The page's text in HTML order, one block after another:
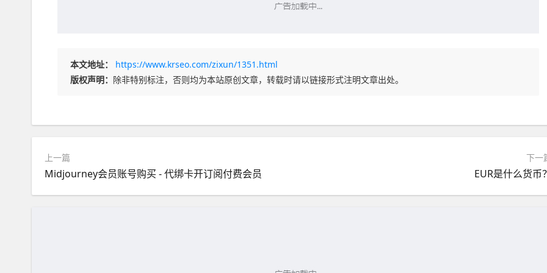
本文地址：
https://www.krseo.com/zixun/1351.html
版权声明： 除非特别标注，否则均为本站原创文章，转载时请以链接形式注明文章出处。
上一篇
Midjourney会员账号购买 - 代绑卡开订阅付费会员
下一
EUR是什么货币